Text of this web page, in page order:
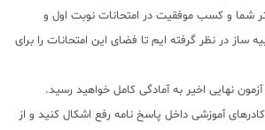
شما و کسب موفقیت در امتحانات نوبت اول و
ساز در نظر گرفته ایم تا فضای این امتحانات را برای
نهایی اخیر به آمادگی کامل خواهید رسید.
کادرهای آموزشی داخل پاسخ نامه رفع اشکال کنید و از